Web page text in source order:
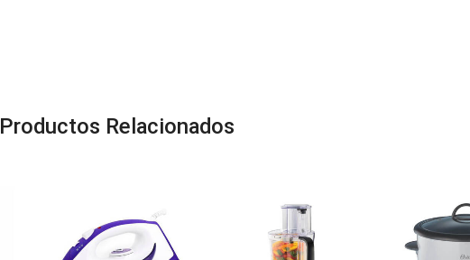
Productos Relacionados